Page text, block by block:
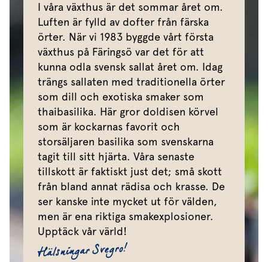
I våra växthus är det sommar året om.
Luften är fylld av dofter från färska
örter. När vi 1983 byggde vårt första
växthus på Färingsö var det för att
kunna odla svensk sallat året om. Idag
trängs sallaten med traditionella örter
som dill och exotiska smaker som
thaibasilika. Här gror doldisen körvel
som är kockarnas favorit och
storsäljaren basilika som svenskarna
tagit till sitt hjärta. Våra senaste
tillskott är faktiskt just det; små skott
från bland annat rädisa och krasse. De
ser kanske inte mycket ut för välden,
men är ena riktiga smakexplosioner.
Upptäck vår värld!
Hälsningar Svegro!